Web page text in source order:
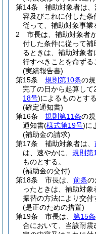
第14条
補助対象者は
容及びこれに付した条
従って、補助対象事業
2
市長は、補助対象者
付した条件に従って
るときは、補助対象
行すべきことを命ずる
(実績報告書)
第15条
規則第10条の
完了の日から起算し
18号)によるものとする
(確定通知書)
第16条
規則第11条の
通知書(様式第19号)に
(補助金の請求)
第17条
補助対象者は、
は、速やかに、 規則第
ものとする。
(補助金の交付)
第18条
市長は、 前条の
ったときは、補助対
振替の方法により交付
(是正のための措置)
第19条
市長は、 第15条
合において、当該耐